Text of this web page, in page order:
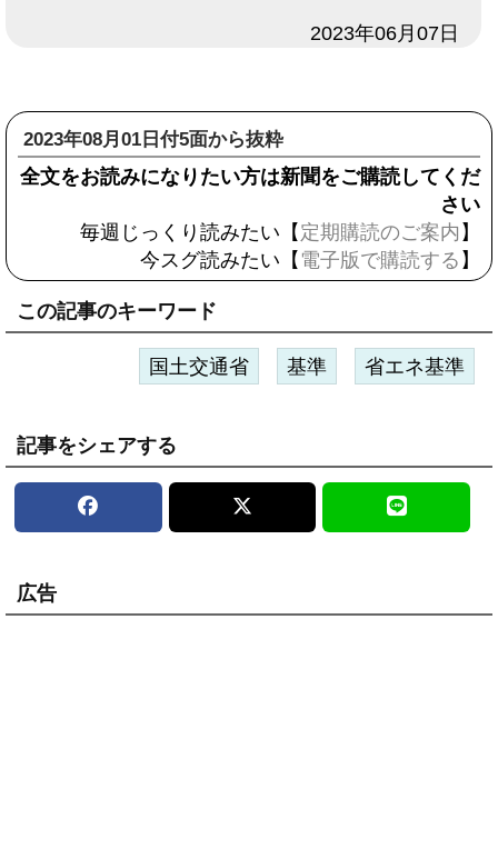
2023年06月07日
2023年08月01日付5面から抜粋
全文をお読みになりたい方は新聞をご購読してくだ
さい
毎週じっくり読みたい【 定期購読のご案内 】
今スグ読みたい【 電子版で購読する 】
この記事のキーワード
国土交通省 基準 省エネ基準
記事をシェアする
広告